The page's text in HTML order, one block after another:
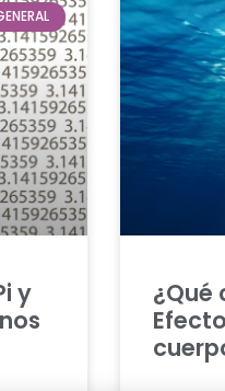
y
¿Qué